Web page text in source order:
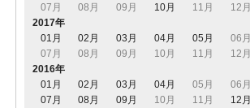
07月
08月 09月 10月 11月
12月
2017年
01月
02月 03月 04月 05月
06月
07月
08月 09月 10月 11月
12月
2016年
01月
02月 03月 04月 05月
06月
07月
08月 09月 10月 11月
12月